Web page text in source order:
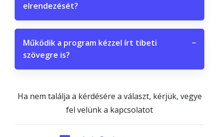
elrendezését?
Működik a program kézzel írt tibeti
szövegre is?
−
Ha nem találja a kérdésére a választ, kérjük, vegye
fel velünk a kapcsolatot